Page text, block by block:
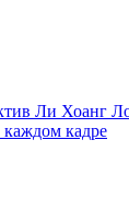
Ли Хоанг
каждом кадре